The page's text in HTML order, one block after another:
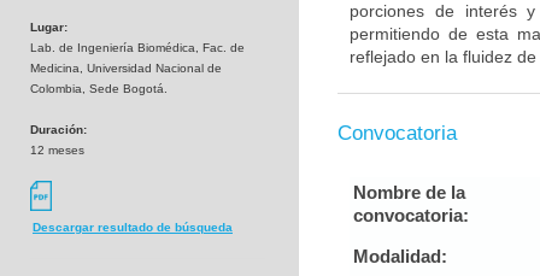
Lugar:
Lab. de Ingeniería Biomédica, Fac. de
Medicina, Universidad Nacional de
Colombia, Sede Bogotá.
Duración:
12 meses
Descargar resultado de búsqueda
porciones de interés
permitiendo de esta
reflejado en la fluidez
Convocatoria
Nombre de la
convocatoria:
Modalidad: